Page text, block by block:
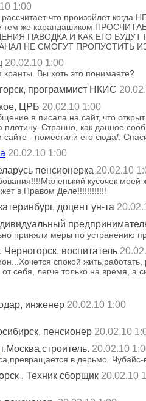
1:00
рассчитает что произойлет
тем же карандашиком
ПАВОДКА И КАК ЕГО
НЕ СМОГУТ ПРОПУСТИТЬ
20.02.10 1:00
Вы хоть это понимаете?
программист НКИС
ЦРБ 20.02.10 1:00
я писала на сайт, что
плотину. Странно, как данное
сайте - поместили его сюда/.
20.02.10 1:00
пенсионерка 20.02.10
кусочек
в Правом Деле!!!!!!!!!!!!
доцент ун-та
приняли меры по устранению
Черногорск, воспитатель
спокой
себя, легче только на время, а
инженер 20.02.10 1:00
пенсионер 20.02.10
г.Москва,строитель. 20.02.10
в дерьмо. Чубайс-
, Техник сборщик 20.02.10